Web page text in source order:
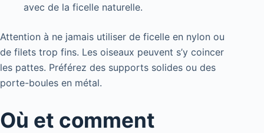
avec de la ficelle naturelle.
Attention à ne jamais utiliser de ficelle en nylon ou
de filets trop fins. Les oiseaux peuvent s’y coincer
les pattes. Préférez des supports solides ou des
porte-boules en métal.
Où et comment